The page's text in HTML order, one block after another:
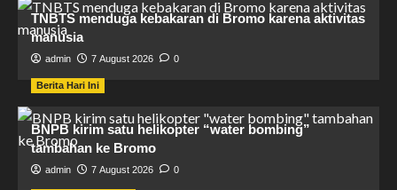
TNBTS menduga kebakaran di Bromo karena aktivitas
manusia
admin 7 August 2026 0
Berita Hari Ini
BNPB kirim satu helikopter “water bombing”
tambahan ke Bromo
admin 7 August 2026 0